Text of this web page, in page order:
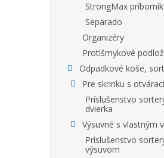
StrongMax príborník
Separado
Organizéry
Protišmykové
Odpadkové koše,
Pre skrinku s
Príslušenstvo
dvierka
Výsuvné s vlastným
Príslušenstvo
výsuvom